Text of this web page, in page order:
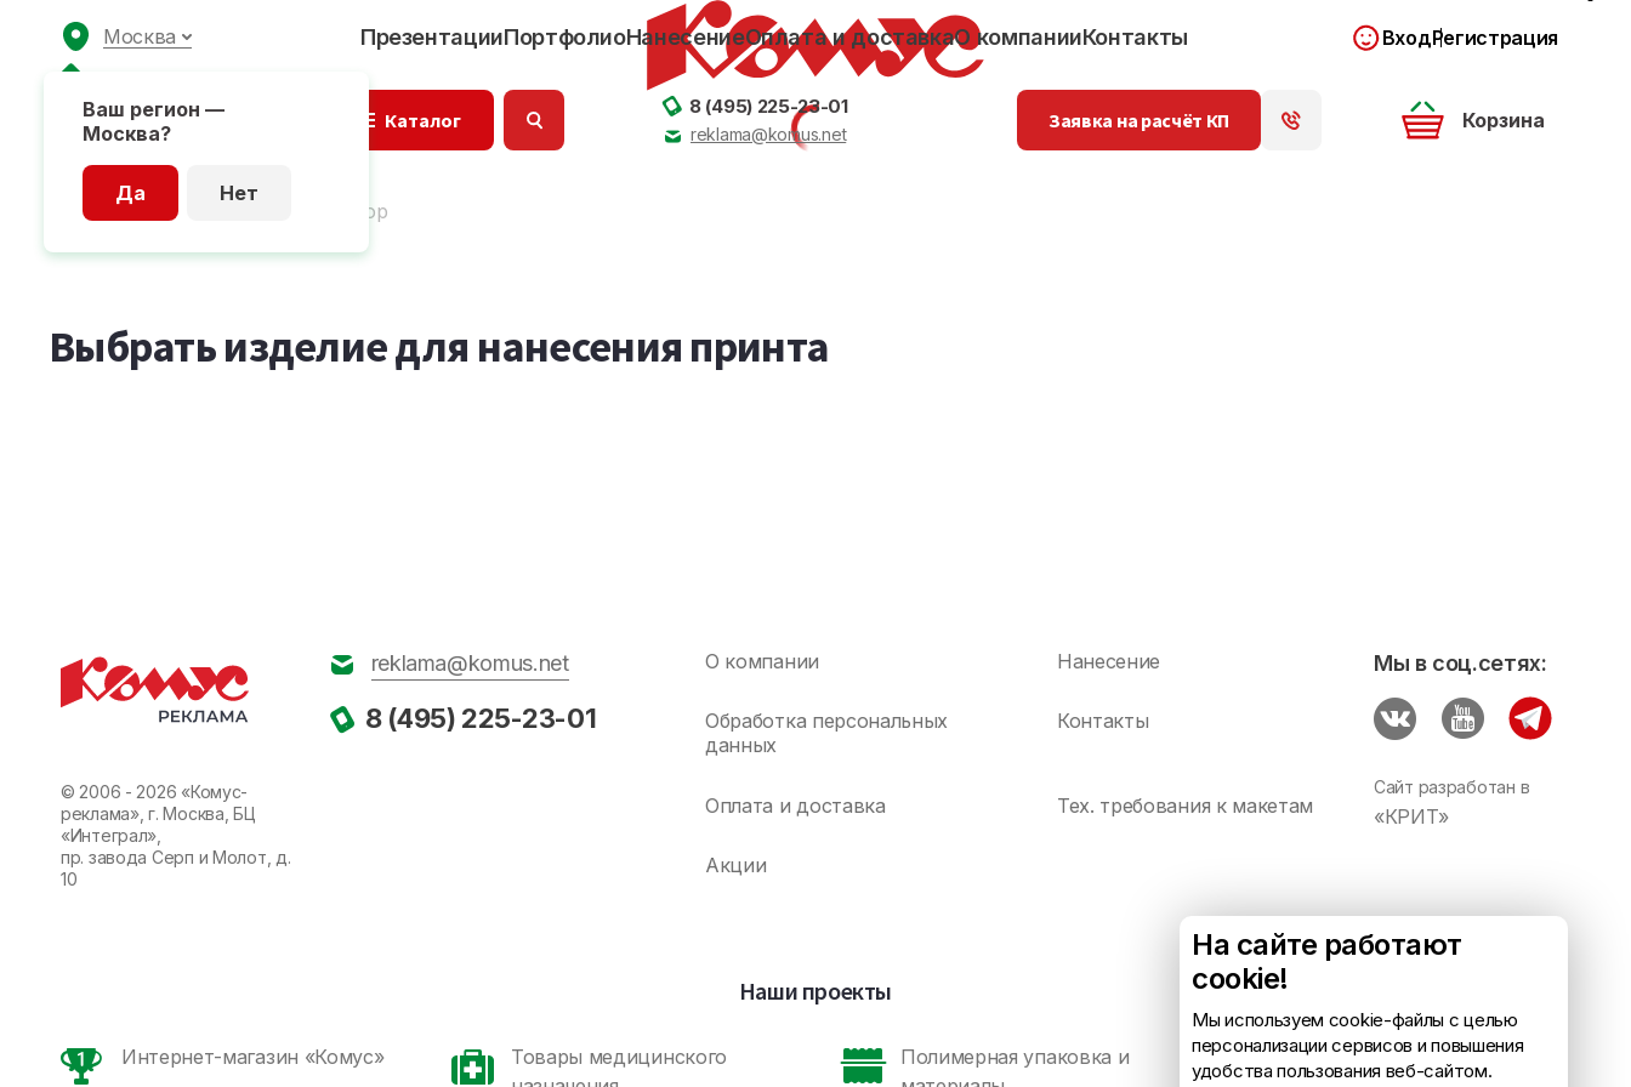
Москва
Ваш регион —
Москва?
Да Нет
ПрезентацииПортфолиоНанесениеОплата и доставкаО компанииКонтакты ВходРегистрация
Каталог Корзина
8 (495) 225-23-01
reklama@komus.net
Заявка на расчёт КП
Главная страница Калькулятор
Выбрать изделие для нанесения принта
© 2006 - 2026 «Комус-
реклама», г. Москва, БЦ
«Интеграл»,
пр. завода Серп и Молот, д.
10
reklama@komus.net
8 (495) 225-23-01
О компании Нанесение
Обработка персональных
данных
Контакты
Оплата и доставка Тех. требования к макетам
Акции
Мы в соц.сетях:
Сайт разработан в
«КРИТ»
Наши проекты
Интернет-магазин «Комус»
Товары медицинского
Полимерная упаковка и
Комус.Есть — кейтеринг для
На сайте работают
cookie!
Мы используем cookie-файлы с целью
персонализации сервисов и повышения
удобства пользования веб-сайтом.